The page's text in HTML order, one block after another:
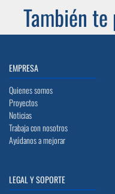
También
EMPRESA
Quienes somos
Proyectos
Noticias
Trabaja con nosotros
Ayúdanos a mejorar
LEGAL Y SOPORTE